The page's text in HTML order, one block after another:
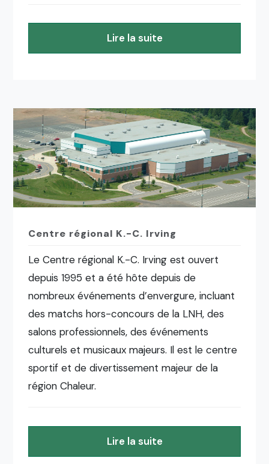
Lire la suite
Centre régional K.-C. Irving
Le Centre régional K.-C. Irving est ouvert
depuis 1995 et a été hôte depuis de
nombreux événements d’envergure, incluant
des matchs hors-concours de la LNH, des
salons professionnels, des événements
culturels et musicaux majeurs. Il est le centre
sportif et de divertissement majeur de la
région Chaleur.
Lire la suite